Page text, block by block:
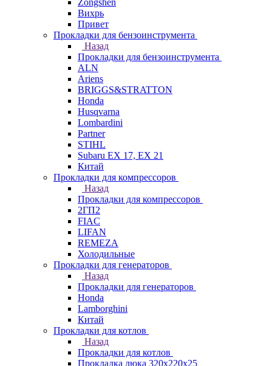
Zongshen
Вихрь
Привет
Прокладки для бензоинструмента
Назад
Прокладки для бензоинструмента
ALN
Ariens
BRIGGS&STRATTON
Honda
Husqvarna
Lombardini
Partner
STIHL
Subaru EX 17, EX 21
Китай
Прокладки для компрессоров
Назад
Прокладки для компрессоров
2ГП2
FIAC
LIFAN
REMEZA
Холодильные
Прокладки для генераторов
Назад
Прокладки для генераторов
Honda
Lamborghini
Китай
Прокладки для котлов
Назад
Прокладки для котлов
Прокладка люка 320x220x25